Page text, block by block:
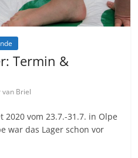
Termin &
van Briel
2020 vom 23.7.-31.7. in Olpe
war das Lager schon vor